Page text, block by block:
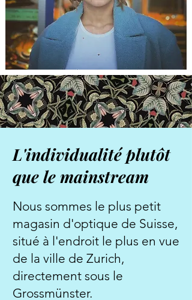
L'individualité plutôt
que le mainstream
Nous sommes le plus petit
magasin d'optique de Suisse,
situé à l'endroit le plus en vue
de la ville de Zurich,
directement sous le
Grossmünster.